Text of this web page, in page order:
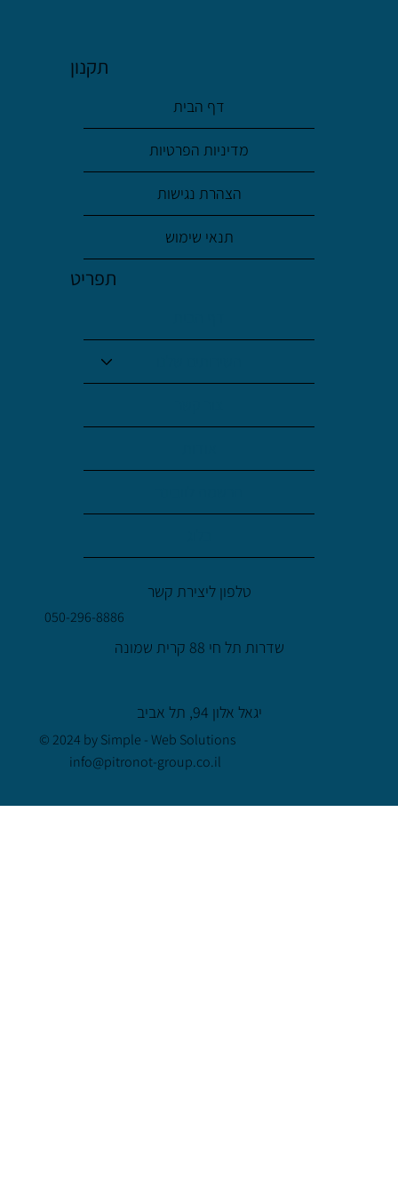
תקנון
דף הבית
מדיניות הפרטיות
הצהרת נגישות
תנאי שימוש
תפריט
טלפון ליצירת קשר
050-296-8886
שדרות תל חי 88 קרית שמונה
יגאל אלון 94, תל אביב
info@pitronot-group.co.il
© 2024 by Simple - Web Solutions